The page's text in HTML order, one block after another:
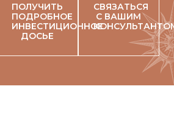
ПОЛУЧИТЬ
ПОДРОБНОЕ
ИНВЕСТИЦИОННОЕ
ДОСЬЕ
СВЯЗАТЬСЯ
С ВАШИМ